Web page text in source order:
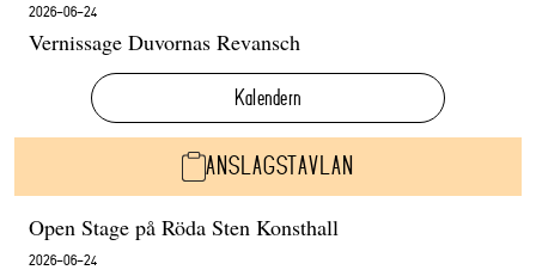
2026-06-24
Vernissage Duvornas Revansch
Kalendern
ANSLAGSTAVLAN
Open Stage på Röda Sten Konsthall
2026-06-24